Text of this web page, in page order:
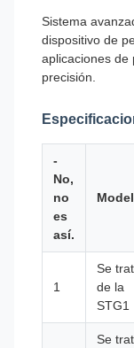
Sistema
dispositivo de
aplicaciones de
precisión.
-
No,
no
es
así.
1
Se
de la
STG1
Se